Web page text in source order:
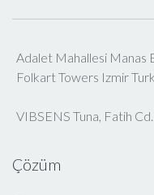
Adalet Mahallesi
Folkart Towers Izmir
VIBSENS Tuna, Fatih
Çözüm